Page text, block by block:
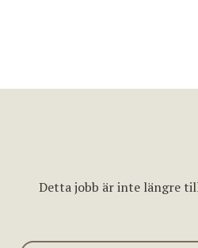
Detta jobb är inte längre